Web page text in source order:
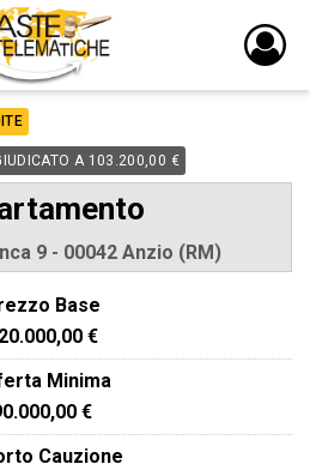
A 103.200,00 €
9 - 00042 Anzio (RM)
Base
€
Minima
€
Cauzione